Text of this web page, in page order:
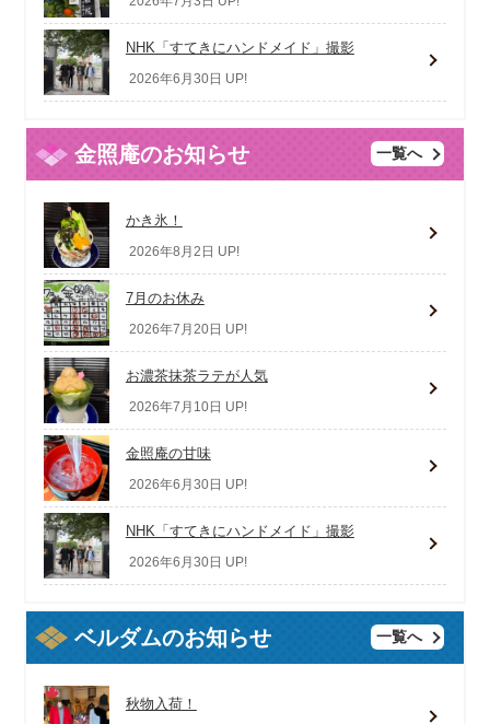
NHK「すてきにハンドメイド」撮影
2026年6月30日 UP!
金照庵のお知らせ 一覧へ
かき氷！
2026年8月2日 UP!
7月のお休み
2026年7月20日 UP!
お濃茶抹茶ラテが人気
2026年7月10日 UP!
金照庵の甘味
2026年6月30日 UP!
NHK「すてきにハンドメイド」撮影
2026年6月30日 UP!
ベルダムのお知らせ 一覧へ
秋物入荷！